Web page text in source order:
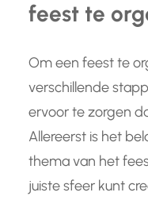
feest te
Om een feest te
verschillende
ervoor te zorgen
Allereerst is het
thema van het
juiste sfeer kunt